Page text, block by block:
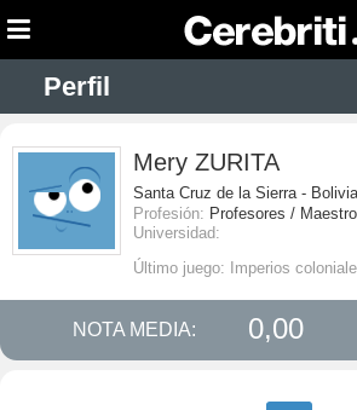
Perfil
Mery ZURITA
Santa Cruz de la Sierra - Bolivia
Profesión: Profesores /
Universidad:
Último juego: Imperios
NOTA MEDIA: 0,00